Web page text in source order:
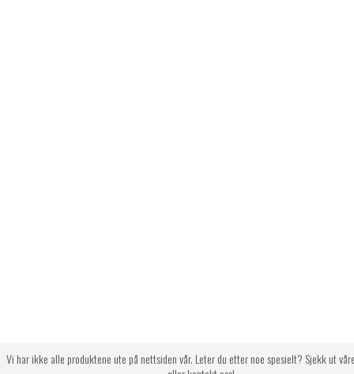
Vi har ikke alle produktene ute på nettsiden vår. Leter du etter noe spesielt? Sjekk ut